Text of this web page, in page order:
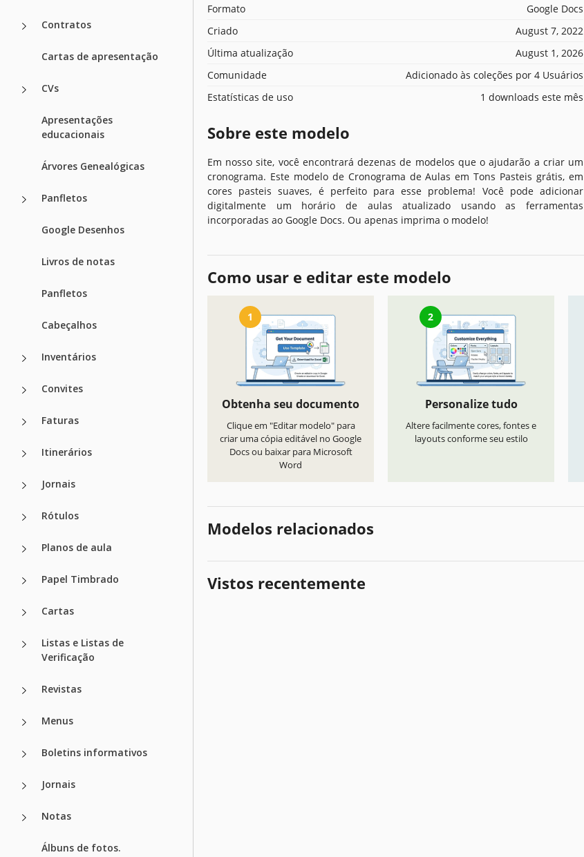
Contratos
Cartas de apresentação
CVs
Apresentações
educacionais
Árvores Genealógicas
Panfletos
Google Desenhos
Livros de notas
Panfletos
Cabeçalhos
Inventários
Convites
Faturas
Itinerários
Jornais
Rótulos
Planos de aula
Papel Timbrado
Cartas
Listas e Listas de
Verificação
Revistas
Menus
Boletins informativos
Jornais
Notas
Álbuns de fotos.
Formato
Google Docs
Criado
August 7, 2022
Última atualização
August 1, 2026
Comunidade
Adicionado às coleções por 4 Usuários
Estatísticas de uso
1 downloads este mês
Sobre este modelo
Em nosso site, você encontrará dezenas de modelos que o ajudarão a criar um
cronograma. Este modelo de Cronograma de Aulas em Tons Pasteis grátis, em
cores pasteis suaves, é perfeito para esse problema! Você pode adicionar
digitalmente um horário de aulas atualizado usando as ferramentas
incorporadas ao Google Docs. Ou apenas imprima o modelo!
Como usar e editar este modelo
1
Obtenha seu documento
Clique em "Editar modelo" para
criar uma cópia editável no Google
Docs ou baixar para Microsoft
Word
2
Personalize tudo
Altere facilmente cores, fontes e
layouts conforme seu estilo
Modelos relacionados
Vistos recentemente